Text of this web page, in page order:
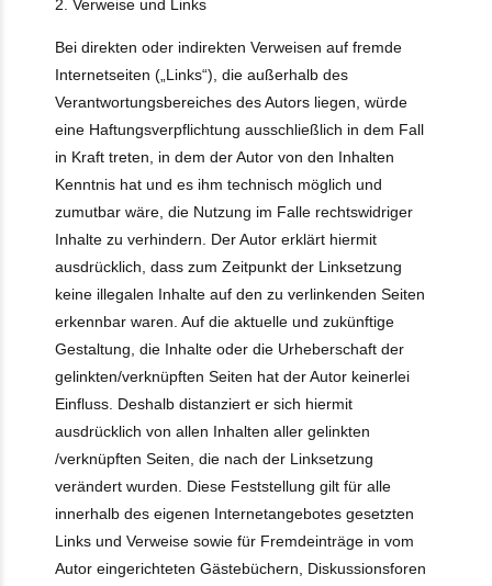
2. Verweise und Links
Bei direkten oder indirekten Verweisen auf fremde
Internetseiten („Links“), die außerhalb des
Verantwortungsbereiches des Autors liegen, würde
eine Haftungsverpflichtung ausschließlich in dem Fall
in Kraft treten, in dem der Autor von den Inhalten
Kenntnis hat und es ihm technisch möglich und
zumutbar wäre, die Nutzung im Falle rechtswidriger
Inhalte zu verhindern. Der Autor erklärt hiermit
ausdrücklich, dass zum Zeitpunkt der Linksetzung
keine illegalen Inhalte auf den zu verlinkenden Seiten
erkennbar waren. Auf die aktuelle und zukünftige
Gestaltung, die Inhalte oder die Urheberschaft der
gelinkten/verknüpften Seiten hat der Autor keinerlei
Einfluss. Deshalb distanziert er sich hiermit
ausdrücklich von allen Inhalten aller gelinkten
/verknüpften Seiten, die nach der Linksetzung
verändert wurden. Diese Feststellung gilt für alle
innerhalb des eigenen Internetangebotes gesetzten
Links und Verweise sowie für Fremdeinträge in vom
Autor eingerichteten Gästebüchern, Diskussionsforen